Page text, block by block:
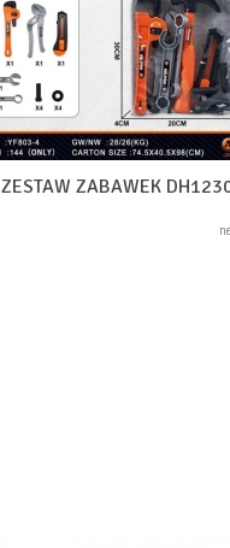
ZESTAW ZABAWEK